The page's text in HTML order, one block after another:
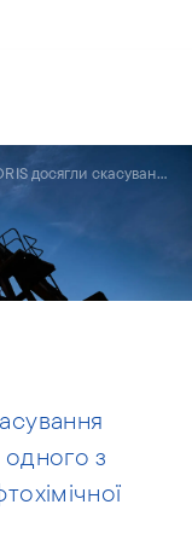
Адвокати MORIS досягли скасування арешту корпоративних прав одного з найбільших підприємств нафтохімічної галузі України
з